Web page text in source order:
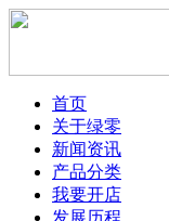
首页
关于绿零
新闻资讯
产品分类
我要开店
发展历程